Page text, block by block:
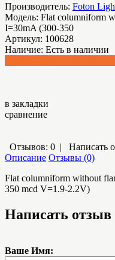
Производитель: Foton
Модель: Flat columnifоrm
I=30mA (300-350
Артикул: 100628
Наличие: Есть в наличии
в закладки
сравнение
Отзывов: 0 | Написать
Описание Отзывы (0)
Flat columnifоrm without
350 mcd V=1.9-2.2V)
Написать отзыв
Ваше Имя: